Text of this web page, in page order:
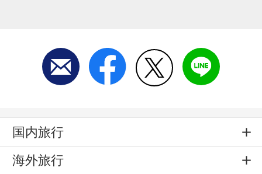
国内旅行
海外旅行